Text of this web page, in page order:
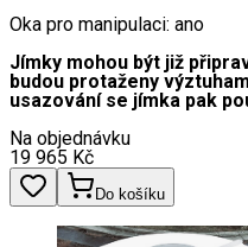
Oka pro manipulaci: ano
Jímky mohou být již
budou protaženy
usazování se jímka pak
Na objednávku
19 965 Kč
Do košíku